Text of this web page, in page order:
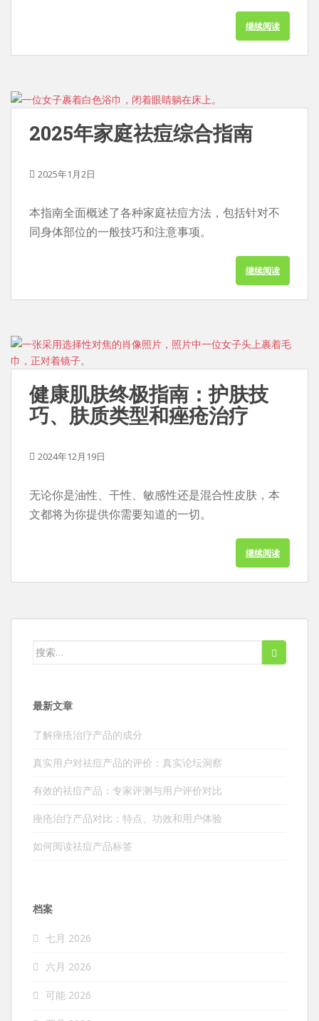
继续阅读
2025年家庭祛痘综合指南
2025年1月2日
本指南全面概述了各种家庭祛痘方法，包括针对不
同身体部位的一般技巧和注意事项。
继续阅读
健康肌肤终极指南：护肤技
巧、肤质类型和痤疮治疗
2024年12月19日
无论你是油性、干性、敏感性还是混合性皮肤，本
文都将为你提供你需要知道的一切。
继续阅读
搜
最新文章
了解痤疮治疗产品的成分
真实用户对祛痘产品的评价：真实论坛洞察
有效的祛痘产品：专家评测与用户评价对比
痤疮治疗产品对比：特点、功效和用户体验
如何阅读祛痘产品标签
档案
七月 2026
六月 2026
可能 2026